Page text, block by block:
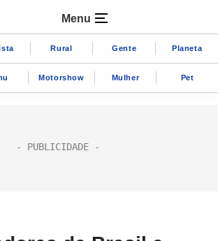
Menu
Rural Gente Planeta
Motorshow Mulher Pet